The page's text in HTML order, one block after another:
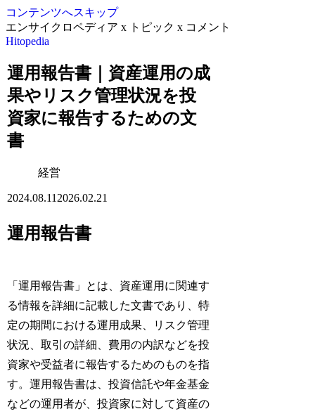
コンテンツへスキップ
エンサイクロペディア x トピック x コメント
Hitopedia
運用報告書｜資産運用の成
果やリスク管理状況を投
資家に報告するための文
書
経営
2024.08.11 2026.02.21
運用報告書
「運用報告書」とは、資産運用に関連す
る情報を詳細に記載した文書であり、特
定の期間における運用成果、リスク管理
状況、取引の詳細、費用の内訳などを投
資家や受益者に報告するためのものを指
す。運用報告書は、投資信託や年金基金
などの運用者が、投資家に対して資産の